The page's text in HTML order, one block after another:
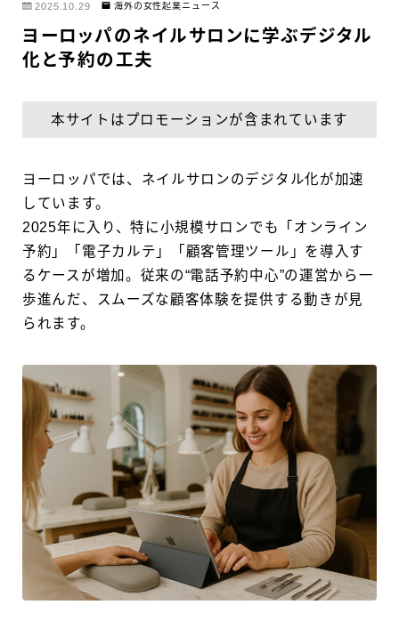
2025.10.29 海外の女性起業ニュース
ヨーロッパのネイルサロンに学ぶデジタル
化と予約の工夫
本サイトはプロモーションが含まれています
ヨーロッパでは、ネイルサロンのデジタル化が加速
しています。
2025年に入り、特に小規模サロンでも「オンライン
予約」「電子カルテ」「顧客管理ツール」を導入す
るケースが増加。従来の“電話予約中心”の運営から一
歩進んだ、スムーズな顧客体験を提供する動きが見
られます。